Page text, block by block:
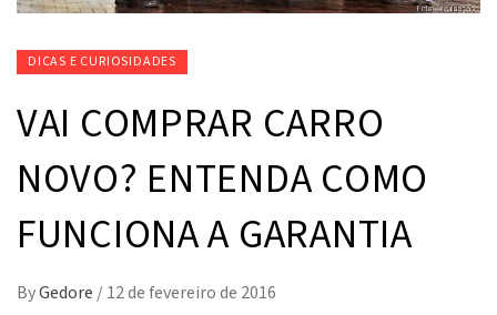
DICAS E CURIOSIDADES
VAI COMPRAR CARRO
NOVO? ENTENDA COMO
FUNCIONA A GARANTIA
ByGedore /12 de fevereiro de 2016